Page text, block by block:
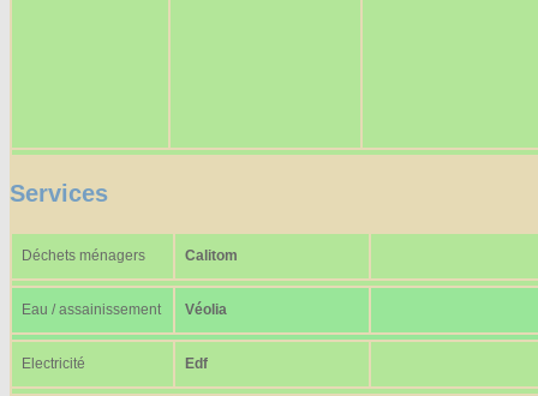
Services
Déchets ménagers Calitom
Eau / assainissement Véolia
Electricité Edf